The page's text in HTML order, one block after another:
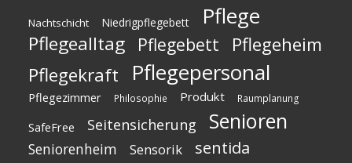
Nachtschicht Niedrigpflegebett Pflege
Pflegealltag Pflegebett
Pflegeheim
Pflegekraft
Pflegepersonal
Pflegezimmer Philosophie Produkt Raumplanung
SafeFree Seitensicherung Senioren
Seniorenheim Sensorik sentida